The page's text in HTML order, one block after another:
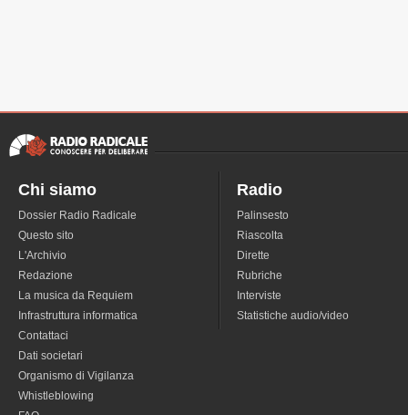
Chi siamo
Dossier Radio Radicale
Questo sito
L'Archivio
Redazione
La musica da Requiem
Infrastruttura informatica
Contattaci
Dati societari
Organismo di Vigilanza
Whistleblowing
Radio
Palinsesto
Riascolta
Dirette
Rubriche
Interviste
Statistiche audio/video